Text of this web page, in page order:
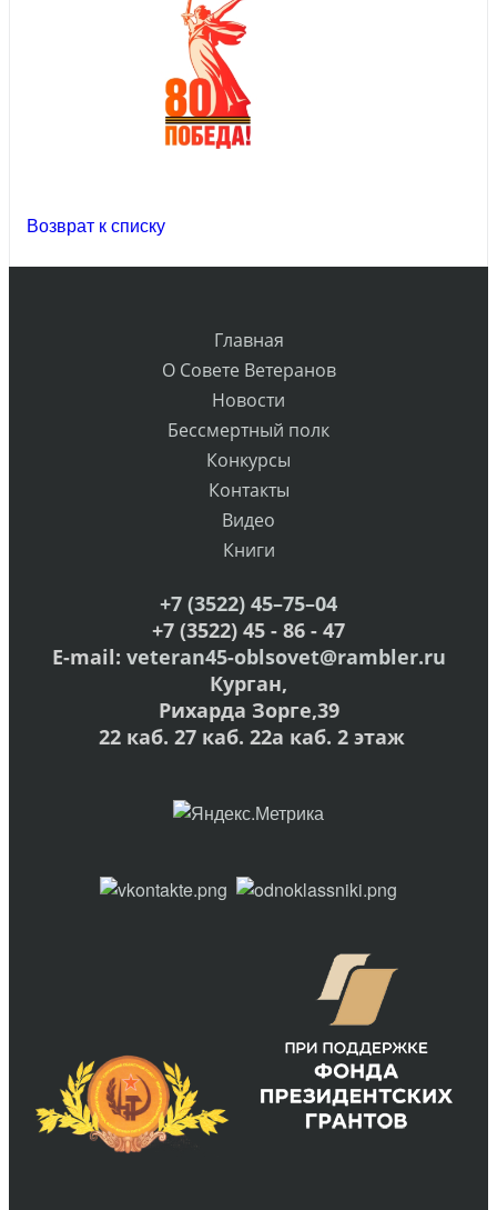
Возврат к списку
Главная
О Совете Ветеранов
Новости
Бессмертный полк
Конкурсы
Контакты
Видео
Книги
+7 (3522) 45–75–04
+7 (3522) 45 - 86 - 47
E-mail: veteran45-oblsovet@rambler.ru
Курган,
Рихарда Зорге,39
22 каб. 27 каб. 22а каб. 2 этаж